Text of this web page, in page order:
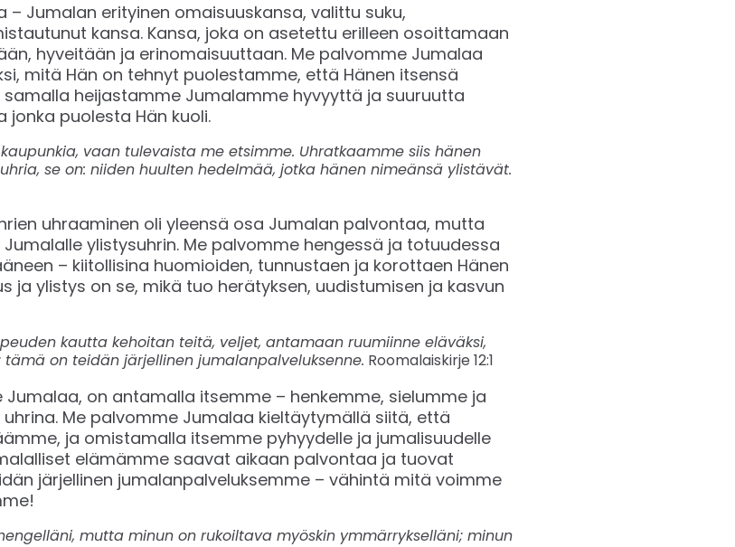
Jumalan erityinen omaisuuskansa, valittu suku,
kansa. Kansa, joka on asetettu erilleen osoittamaan
hyveitään ja erinomaisuuttaan. Me palvomme Jumalaa
mitä Hän on tehnyt puolestamme, että Hänen itsensä
heijastamme Jumalamme hyvyyttä ja suuruutta
jonka puolesta Hän kuoli.
vaan tulevaista me etsimme. Uhratkaamme siis hänen
se on: niiden huulten hedelmää, jotka hänen nimeänsä ylistävät.
uhraaminen oli yleensä osa Jumalan palvontaa, mutta
ylistysuhrin. Me palvomme hengessä ja totuudessa
– kiitollisina huomioiden, tunnustaen ja korottaen Hänen
ja ylistys on se, mikä tuo herätyksen, uudistumisen ja kasvun
kautta kehoitan teitä, veljet, antamaan ruumiinne eläväksi,
tämä on teidän järjellinen jumalanpalveluksenne. Roomalaiskirje 12:1
on antamalla itsemme – henkemme, sielumme ja
Me palvomme Jumalaa kieltäytymällä siitä, että
ja omistamalla itsemme pyhyydelle ja jumalisuudelle
elämämme saavat aikaan palvontaa ja tuovat
järjellinen jumalanpalveluksemme – vähintä mitä voimme
mutta minun on rukoiltava myöskin ymmärrykselläni; minun